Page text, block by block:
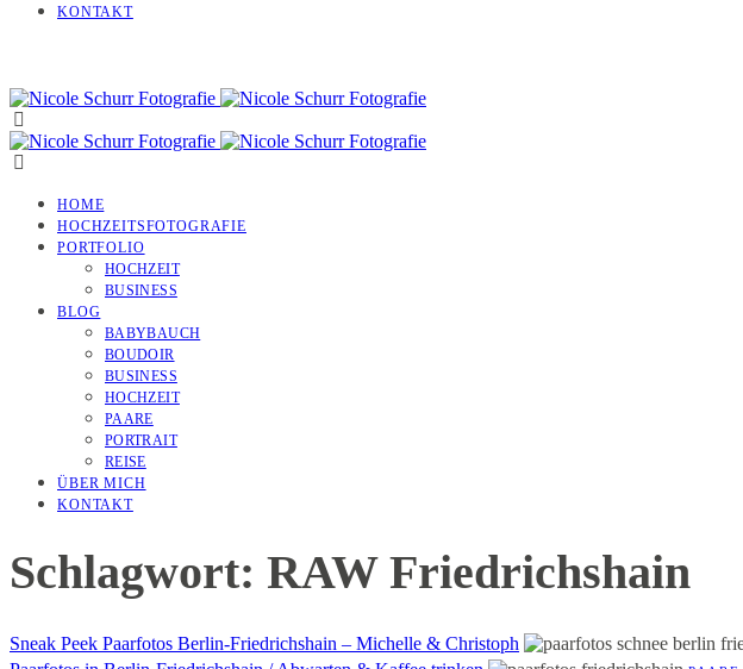
KONTAKT
HOME
HOCHZEITSFOTOGRAFIE
PORTFOLIO
HOCHZEIT
BUSINESS
BLOG
BABYBAUCH
BOUDOIR
BUSINESS
HOCHZEIT
PAARE
PORTRAIT
REISE
ÜBER MICH
KONTAKT
Schlagwort: RAW Friedrichshain
Sneak Peek Paarfotos Berlin-Friedrichshain – Michelle & Christoph